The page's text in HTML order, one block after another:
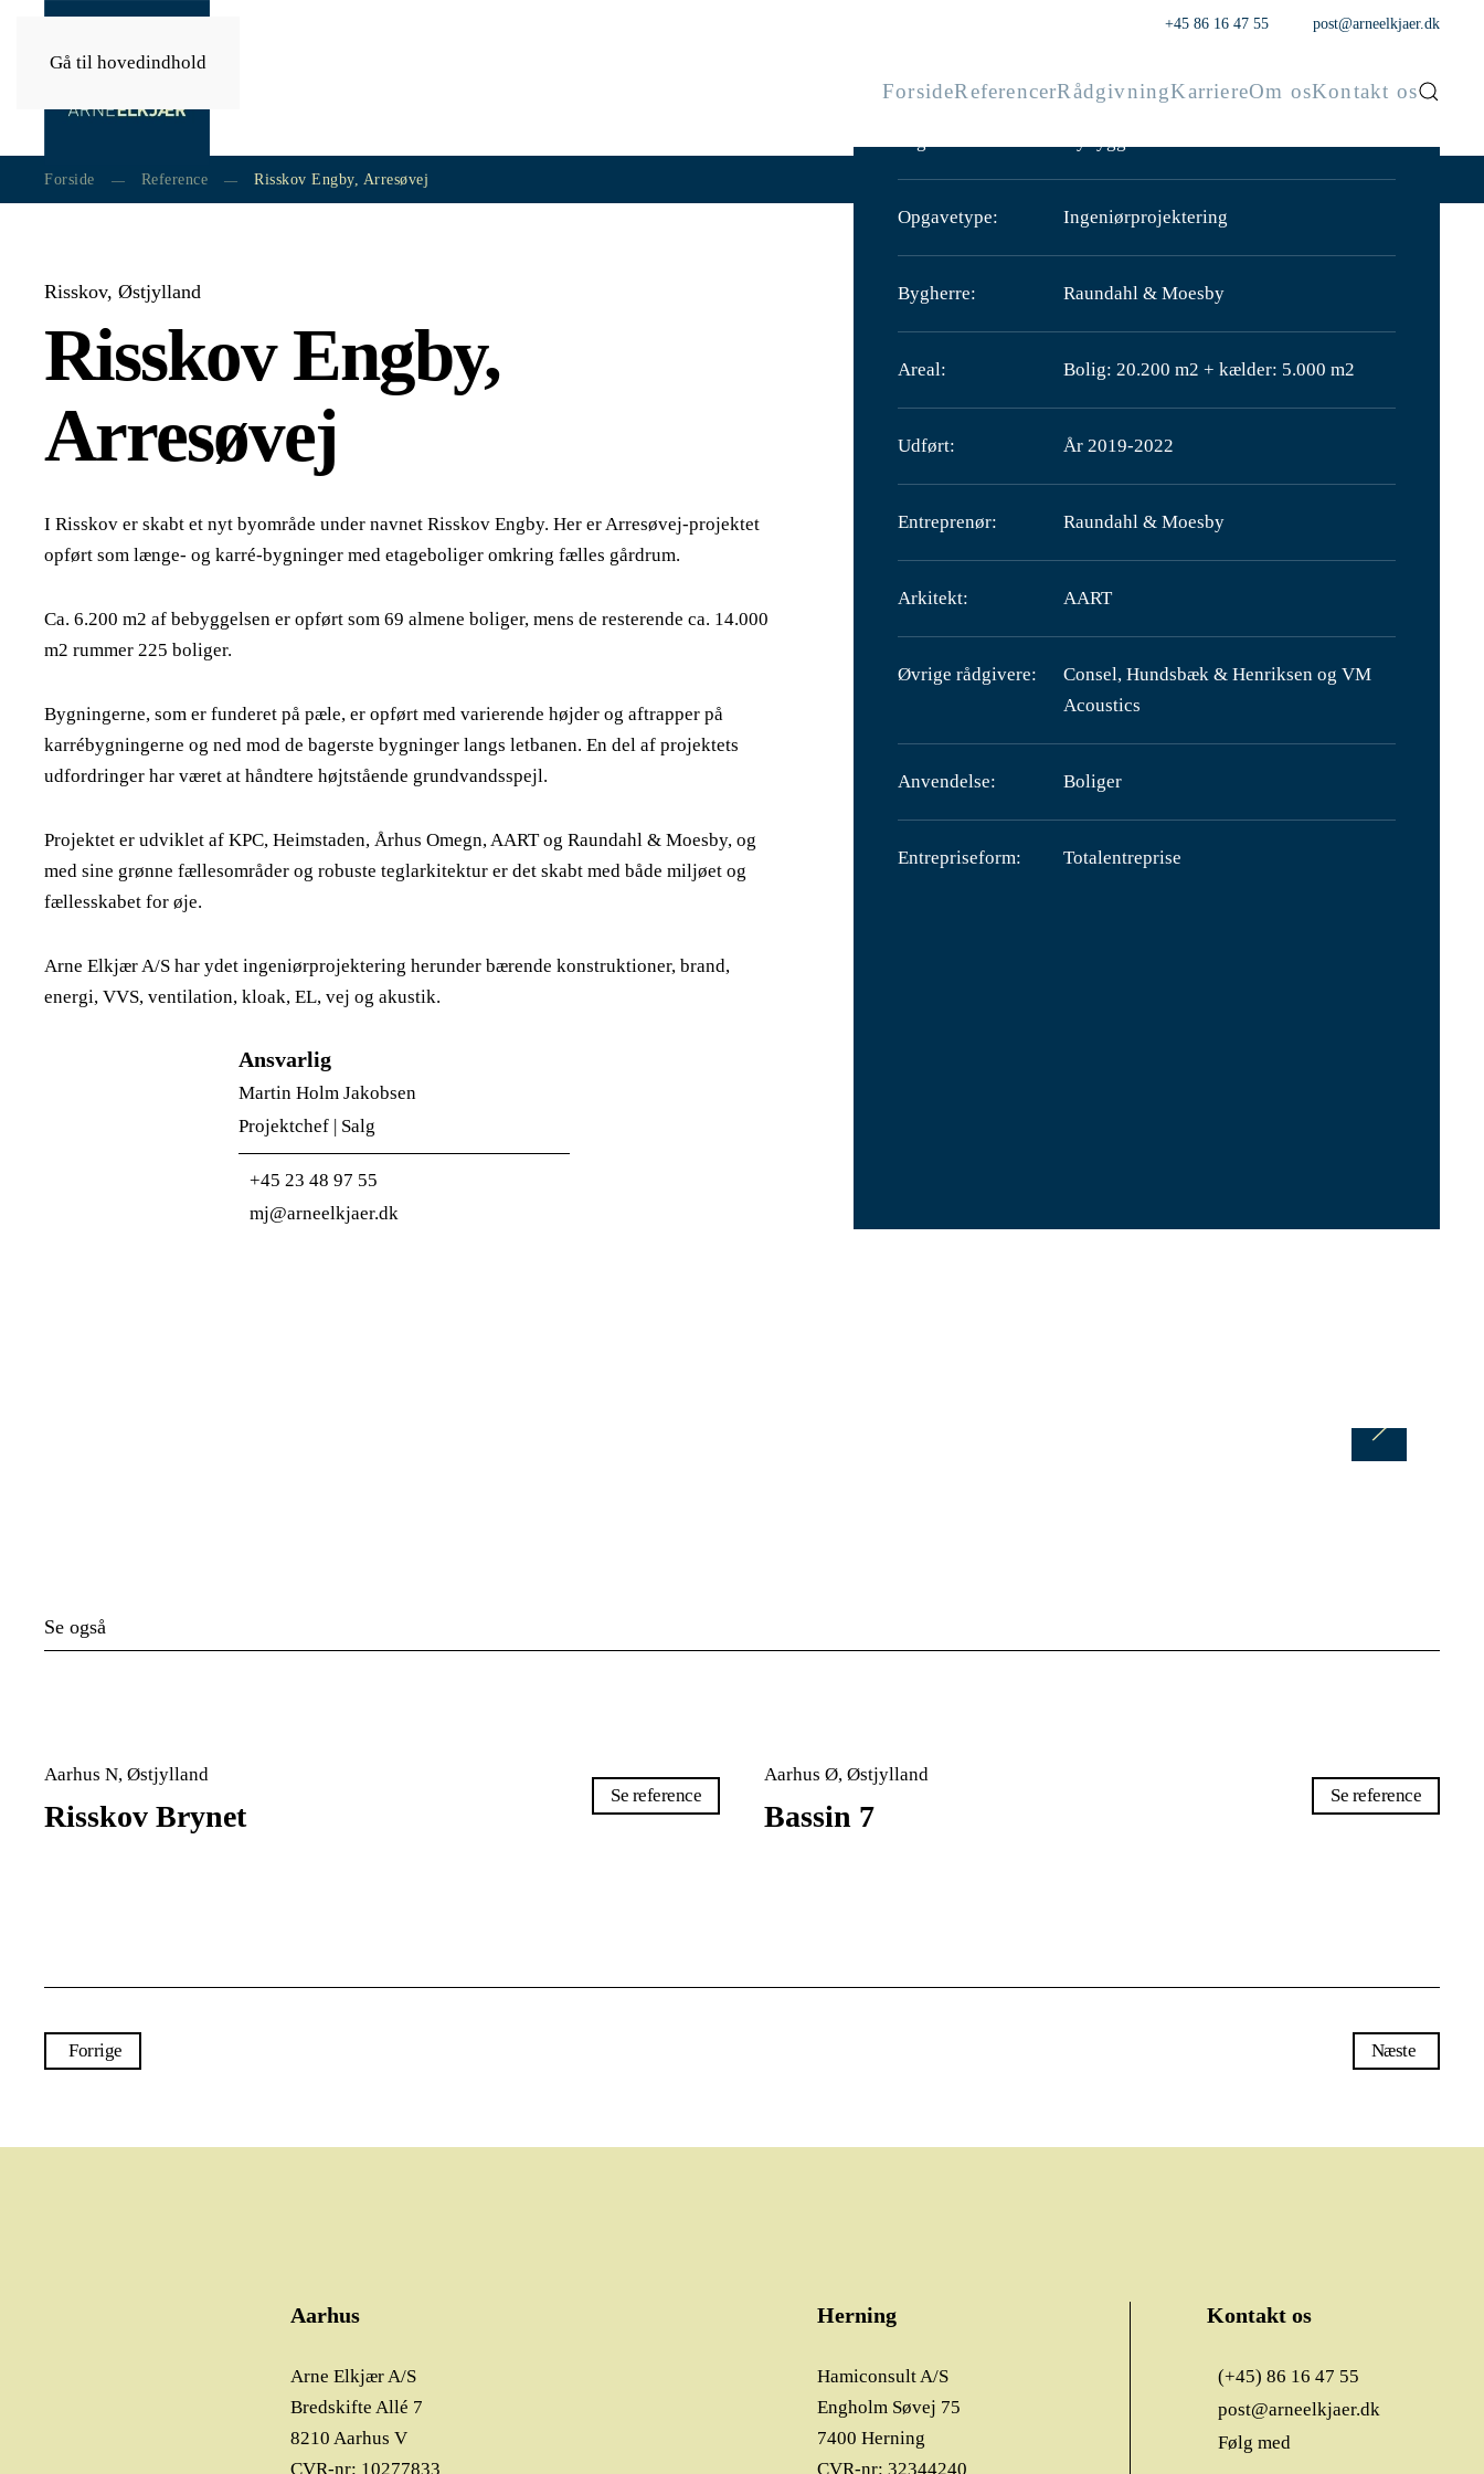
Gå til hovedindhold
+45 86 16 47 55 post@arneelkjaer.dk
ForsideReferencerRådgivningKarriereOm osKontakt os
Forside Reference Risskov Engby, Arresøvej
Risskov, Østjylland
Risskov Engby,
Arresøvej
I Risskov er skabt et nyt byområde under navnet Risskov Engby. Her er Arresøvej-projektet
opført som længe- og karré-bygninger med etageboliger omkring fælles gårdrum.
Ca. 6.200 m2 af bebyggelsen er opført som 69 almene boliger, mens de resterende ca. 14.000
m2 rummer 225 boliger.
Bygningerne, som er funderet på pæle, er opført med varierende højder og aftrapper på
karrébygningerne og ned mod de bagerste bygninger langs letbanen. En del af projektets
udfordringer har været at håndtere højtstående grundvandsspejl.
Projektet er udviklet af KPC, Heimstaden, Århus Omegn, AART og Raundahl & Moesby, og
med sine grønne fællesområder og robuste teglarkitektur er det skabt med både miljøet og
fællesskabet for øje.
Arne Elkjær A/S har ydet ingeniørprojektering herunder bærende konstruktioner, brand,
energi, VVS, ventilation, kloak, EL, vej og akustik.
Ansvarlig
Martin Holm Jakobsen
Projektchef | Salg
+45 23 48 97 55
mj@arneelkjaer.dk
Opgavetype: Ingeniørprojektering
Bygherre: Raundahl & Moesby
Areal: Bolig: 20.200 m2 + kælder: 5.000 m2
Udført: År 2019-2022
Entreprenør: Raundahl & Moesby
Arkitekt: AART
Øvrige rådgivere:
Consel, Hundsbæk & Henriksen og VM
Acoustics
Anvendelse: Boliger
Entrepriseform: Totalentreprise
Se også
Aarhus N, Østjylland
Risskov Brynet
Se reference
Aarhus Ø, Østjylland
Bassin 7
Se reference
Forrige Næste
Aarhus
Arne Elkjær A/S
Bredskifte Allé 7
8210 Aarhus V
CVR-nr: 10277833
Herning
Hamiconsult A/S
Engholm Søvej 75
7400 Herning
CVR-nr: 32344240
Kontakt os
(+45) 86 16 47 55
post@arneelkjaer.dk
Følg med